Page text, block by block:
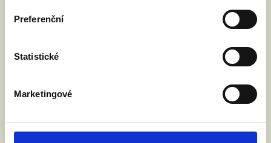
Preferenční
Statistické
Marketingové